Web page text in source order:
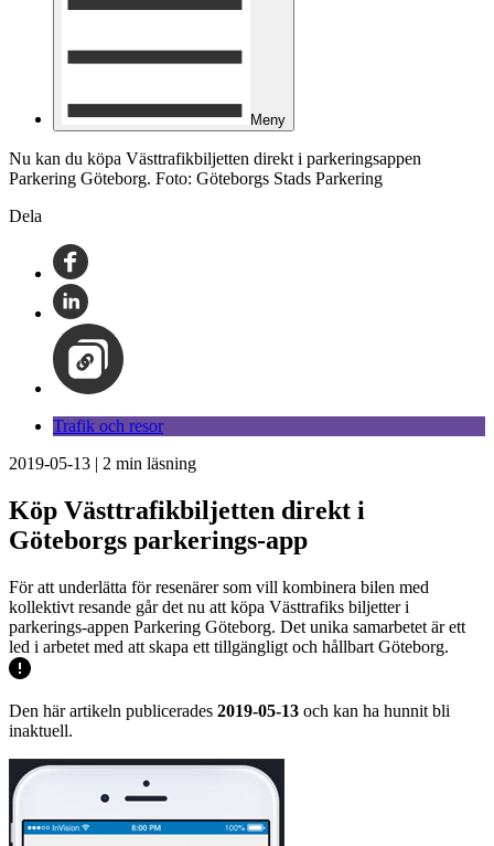
Meny
Nu kan du köpa Västtrafikbiljetten direkt i parkeringsappen
Parkering Göteborg. Foto: Göteborgs Stads Parkering
Dela
Trafik och resor
2019-05-13 | 2 min läsning
Köp Västtrafikbiljetten direkt i
Göteborgs parkerings-app
För att underlätta för resenärer som vill kombinera bilen med
kollektivt resande går det nu att köpa Västtrafiks biljetter i
parkerings-appen Parkering Göteborg. Det unika samarbetet är ett
led i arbetet med att skapa ett tillgängligt och hållbart Göteborg.
Den här artikeln publicerades 2019-05-13 och kan ha hunnit bli
inaktuell.